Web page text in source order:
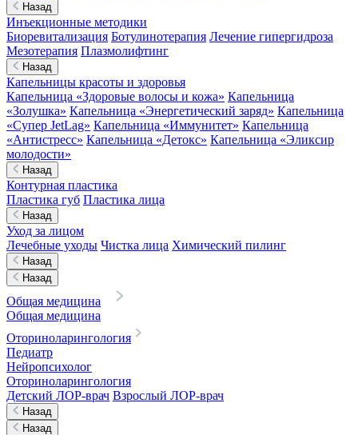
Назад
Инъекционные методики
Биоревитализация Ботулинотерапия Лечение гипергидроза
Мезотерапия Плазмолифтинг
Назад
Капельницы красоты и здоровья
Капельница «Здоровые волосы и кожа» Капельница
«Золушка» Капельница «Энергетический заряд» Капельница
«Супер JetLag» Капельница «Иммунитет» Капельница
«Антистресс» Капельница «Детокс» Капельница «Эликсир
молодости»
Назад
Контурная пластика
Пластика губ Пластика лица
Назад
Уход за лицом
Лечебные уходы Чистка лица Химический пилинг
Назад
Назад
Общая медицина
Общая медицина
Оториноларингология
Педиатр
Нейропсихолог
Оториноларингология
Детский ЛОР-врач Взрослый ЛОР-врач
Назад
Назад